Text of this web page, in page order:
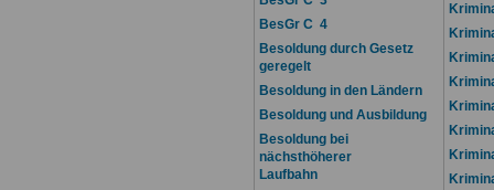
BesGr C 4
Besoldung durch Gesetz
geregelt
Besoldung in den Ländern
Besoldung und Ausbildung
Besoldung bei
nächsthöherer
Laufbahn